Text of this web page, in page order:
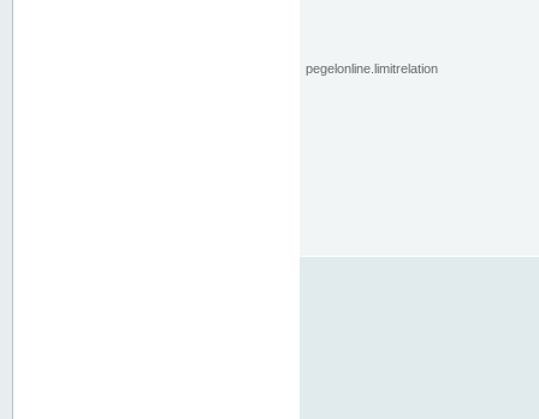
pegelonline.limitrelation